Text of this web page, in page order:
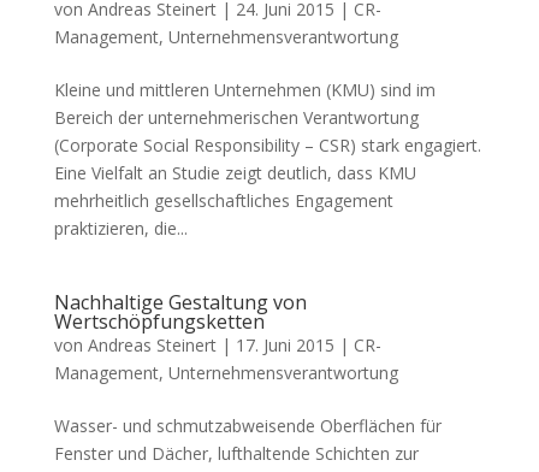
von Andreas Steinert| 24. Juni 2015 | CR-
Management, Unternehmensverantwortung
Kleine und mittleren Unternehmen (KMU) sind im
Bereich der unternehmerischen Verantwortung
(Corporate Social Responsibility – CSR) stark engagiert.
Eine Vielfalt an Studie zeigt deutlich, dass KMU
mehrheitlich gesellschaftliches Engagement
praktizieren, die...
Nachhaltige Gestaltung von
Wertschöpfungsketten
von Andreas Steinert| 17. Juni 2015 | CR-
Management, Unternehmensverantwortung
Wasser- und schmutzabweisende Oberflächen für
Fenster und Dächer, lufthaltende Schichten zur